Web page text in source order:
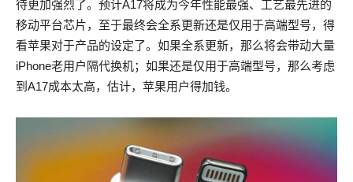
待更加强烈了。预计A17将成为今年性能最强、工艺最先进的
移动平台芯片，至于最终会全系更新还是仅用于高端型号，得
看苹果对于产品的设定了。如果全系更新，那么将会带动大量
iPhone老用户隔代换机；如果还是仅用于高端型号，那么考虑
到A17成本太高，估计，苹果用户得加钱。